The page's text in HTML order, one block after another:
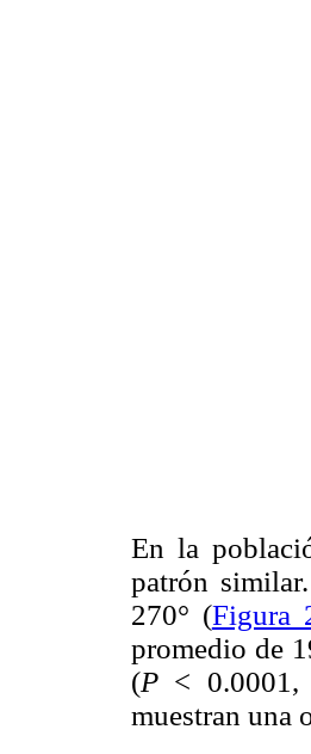
En la
patrón
270° (Figura
promedio de
(P <
muestran una